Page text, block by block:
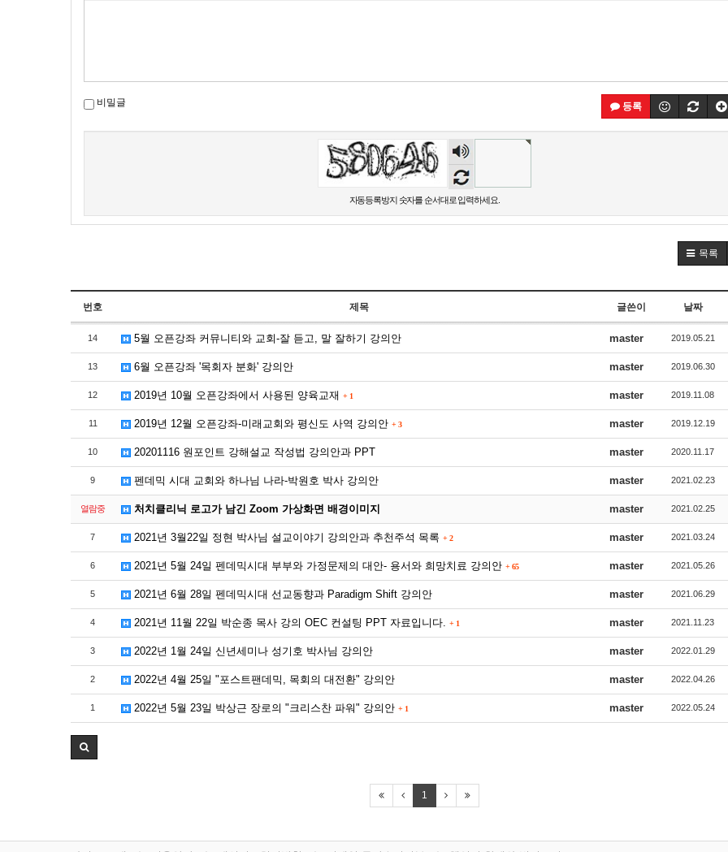
등록
비밀글
숫자
음성
듣기
자동등록방지 숫자를 순서대로 입력하세요.
목록
번호 제목 글쓴이 날짜
14 5월 오픈강좌 커뮤니티와 교회-잘 듣고, 말 잘하기 강의안 master 2019.05.21
13 6월 오픈강좌 '목회자 분화' 강의안 master 2019.06.30
12 2019년 10월 오픈강좌에서 사용된 양육교재 + 1 master 2019.11.08
11 2019년 12월 오픈강좌-미래교회와 평신도 사역 강의안 + 3 master 2019.12.19
10 20201116 원포인트 강해설교 작성법 강의안과 PPT master 2020.11.17
9 펜데믹 시대 교회와 하나님 나라-박원호 박사 강의안 master 2021.02.23
열람중 처치클리닉 로고가 남긴 Zoom 가상화면 배경이미지 master 2021.02.25
7 2021년 3월22일 정현 박사님 설교이야기 강의안과 추천주석 목록 + 2 master 2021.03.24
6 2021년 5월 24일 펜데믹시대 부부와 가정문제의 대안- 용서와 희망치료 강의안 + 65 master 2021.05.26
5 2021년 6월 28일 펜데믹시대 선교동향과 Paradigm Shift 강의안 master 2021.06.29
4 2021년 11월 22일 박순종 목사 강의 OEC 컨설팅 PPT 자료입니다. + 1 master 2021.11.23
3 2022년 1월 24일 신년세미나 성기호 박사님 강의안 master 2022.01.29
2 2022년 4월 25일 "포스트팬데믹, 목회의 대전환" 강의안 master 2022.04.26
1 2022년 5월 23일 박상근 장로의 "크리스찬 파워" 강의안 + 1 master 2022.05.24
1